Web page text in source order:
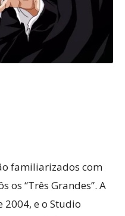
familiarizados com
os “Três Grandes”. A
2004, e o Studio